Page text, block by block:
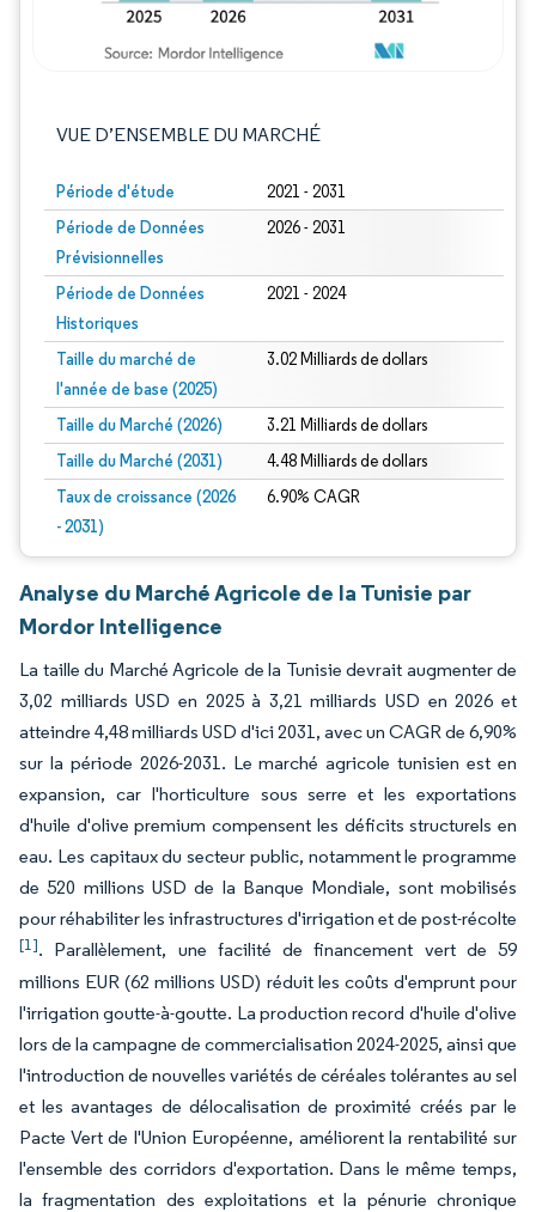
VUE D’ENSEMBLE DU MARCHÉ
Période d'étude 2021 - 2031
Période de Données
Prévisionnelles
2026 - 2031
Période de Données
Historiques
2021 - 2024
Taille du marché de
l'année de base (2025)
3.02 Milliards de dollars
Taille du Marché (2026) 3.21 Milliards de dollars
Taille du Marché (2031) 4.48 Milliards de dollars
Taux de croissance (2026
- 2031)
6.90% CAGR
Analyse du Marché Agricole de la Tunisie par
Mordor Intelligence
La taille du Marché Agricole de la Tunisie devrait augmenter de
3,02 milliards USD en 2025 à 3,21 milliards USD en 2026 et
atteindre 4,48 milliards USD d'ici 2031, avec un CAGR de 6,90%
sur la période 2026-2031. Le marché agricole tunisien est en
expansion, car l'horticulture sous serre et les exportations
d'huile d'olive premium compensent les déficits structurels en
eau. Les capitaux du secteur public, notamment le programme
de 520 millions USD de la Banque Mondiale, sont mobilisés
pour réhabiliter les infrastructures d'irrigation et de post-récolte
[1]. Parallèlement, une facilité de financement vert de 59
millions EUR (62 millions USD) réduit les coûts d'emprunt pour
l'irrigation goutte-à-goutte. La production record d'huile d'olive
lors de la campagne de commercialisation 2024-2025, ainsi que
l'introduction de nouvelles variétés de céréales tolérantes au sel
et les avantages de délocalisation de proximité créés par le
Pacte Vert de l'Union Européenne, améliorent la rentabilité sur
l'ensemble des corridors d'exportation. Dans le même temps,
la fragmentation des exploitations et la pénurie chronique